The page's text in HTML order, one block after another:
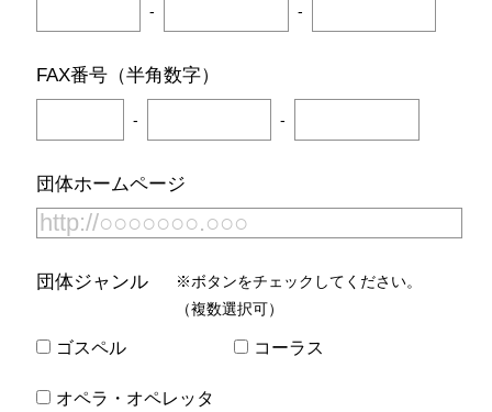
- -
FAX番号（半角数字）
- -
団体ホームページ
団体ジャンル
※ボタンをチェックしてください。
（複数選択可）
ゴスペル コーラス
オペラ・オペレッタ